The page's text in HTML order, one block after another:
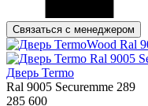
Связаться с менеджером
Дверь Termo
Ral 9005 Securemme 289
285 600